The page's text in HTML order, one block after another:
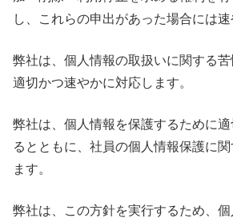
し、これらの申出があった場合には速
弊社は、個人情報の取扱いに関する苦
適切かつ速やかに対応します。
弊社は、個人情報を保護するために
るとともに、社員の個人情報保護に
ます。
弊社は、この方針を実行するため、